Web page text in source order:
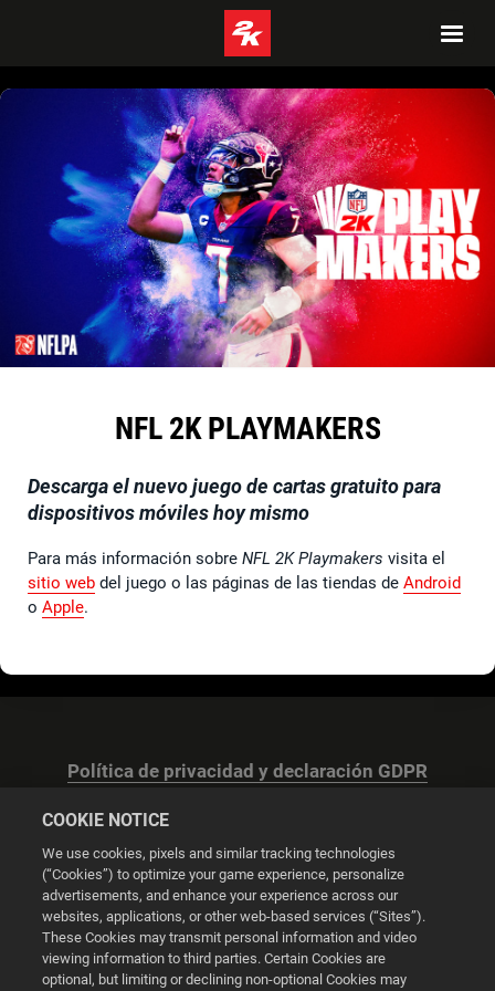
NFL 2K PLAYMAKERS
Descarga el nuevo juego de cartas gratuito para
dispositivos móviles hoy mismo
Para más información sobre NFL 2K Playmakers visita el
sitio web del juego o las páginas de las tiendas de Android
o Apple.
Política de privacidad y declaración GDPR
Configuración de las cookies
© 2026 2K
COOKIE NOTICE
We use cookies, pixels and similar tracking technologies
(“Cookies”) to optimize your game experience, personalize
advertisements, and enhance your experience across our
websites, applications, or other web-based services (“Sites”).
These Cookies may transmit personal information and video
viewing information to third parties. Certain Cookies are
optional, but limiting or declining non-optional Cookies may